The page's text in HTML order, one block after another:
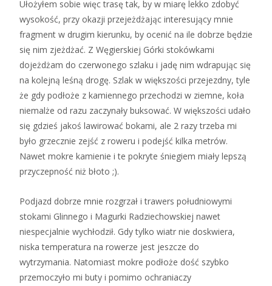
Ułożyłem sobie więc trasę tak, by w miarę lekko zdobyć
wysokość, przy okazji przejeżdżając interesujący mnie
fragment w drugim kierunku, by ocenić na ile dobrze będzie
się nim zjeżdżać. Z Węgierskiej Górki stokówkami
dojeżdżam do czerwonego szlaku i jadę nim wdrapując się
na kolejną leśną drogę. Szlak w większości przejezdny, tyle
że gdy podłoże z kamiennego przechodzi w ziemne, koła
niemalże od razu zaczynały buksować. W większości udało
się gdzieś jakoś lawirować bokami, ale 2 razy trzeba mi
było grzecznie zejść z roweru i podejść kilka metrów.
Nawet mokre kamienie i te pokryte śniegiem miały lepszą
przyczepność niż błoto ;).
Podjazd dobrze mnie rozgrzał i trawers południowymi
stokami Glinnego i Magurki Radziechowskiej nawet
niespecjalnie wychłodził. Gdy tylko wiatr nie doskwiera,
niska temperatura na rowerze jest jeszcze do
wytrzymania. Natomiast mokre podłoże dość szybko
przemoczyło mi buty i pomimo ochraniaczy